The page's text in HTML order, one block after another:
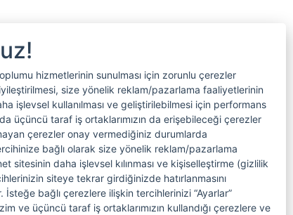
hizmetlerinin sunulması için zorunlu çerezler
size yönelik reklam/pazarlama faaliyetlerinin
işlevsel kullanılması ve geliştirilebilmesi için performans
üçüncü taraf iş ortaklarımızın da erişebileceği çerezler
çerezler onay vermediğiniz durumlarda
bağlı olarak size yönelik reklam/pazarlama
sitesinin daha işlevsel kılınması ve kişiselleştirme (gizlilik
siteye tekrar girdiğinizde hatırlanmasını
bağlı çerezlere ilişkin tercihlerinizi “Ayarlar”
ve üçüncü taraf iş ortaklarımızın kullandığı çerezlere ve